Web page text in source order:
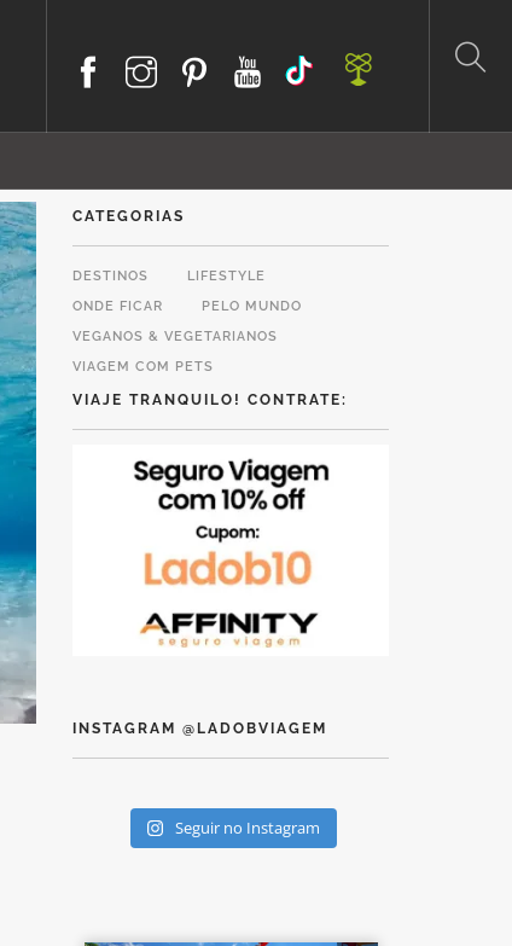
CATEGORIAS
DESTINOS
LIFESTYLE
ONDE FICAR
PELO MUNDO
VEGANOS & VEGETARIANOS
VIAGEM COM PETS
VIAJE TRANQUILO! CONTRATE:
INSTAGRAM @LADOBVIAGEM
Seguir no Instagram